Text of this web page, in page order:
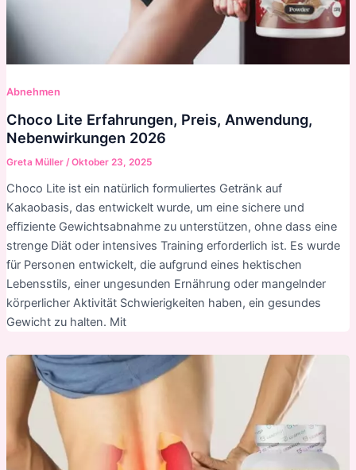
Abnehmen
Choco Lite Erfahrungen, Preis, Anwendung,
Nebenwirkungen 2026
Greta Müller /Oktober 23, 2025
Choco Lite ist ein natürlich formuliertes Getränk auf
Kakaobasis, das entwickelt wurde, um eine sichere und
effiziente Gewichtsabnahme zu unterstützen, ohne dass eine
strenge Diät oder intensives Training erforderlich ist. Es wurde
für Personen entwickelt, die aufgrund eines hektischen
Lebensstils, einer ungesunden Ernährung oder mangelnder
körperlicher Aktivität Schwierigkeiten haben, ein gesundes
Gewicht zu halten. Mit